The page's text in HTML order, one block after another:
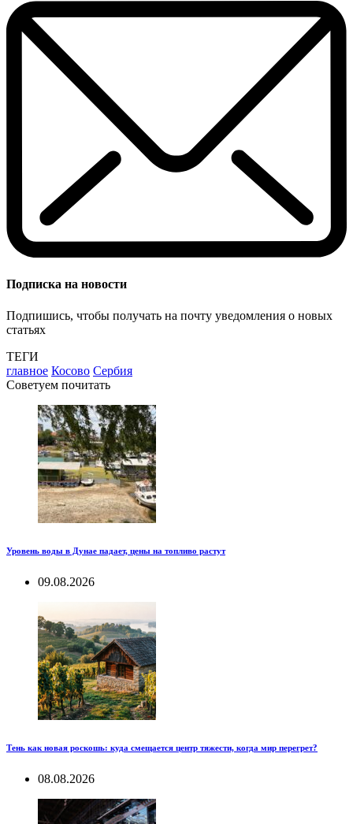
Подписка на новости
Подпишись, чтобы получать на почту уведомления о новых
статьях
ТЕГИ
главное Косово Сербия
Советуем почитать
Уровень воды в Дунае падает, цены на топливо растут
09.08.2026
Тень как новая роскошь: куда смещается центр тяжести, когда мир перегрет?
08.08.2026